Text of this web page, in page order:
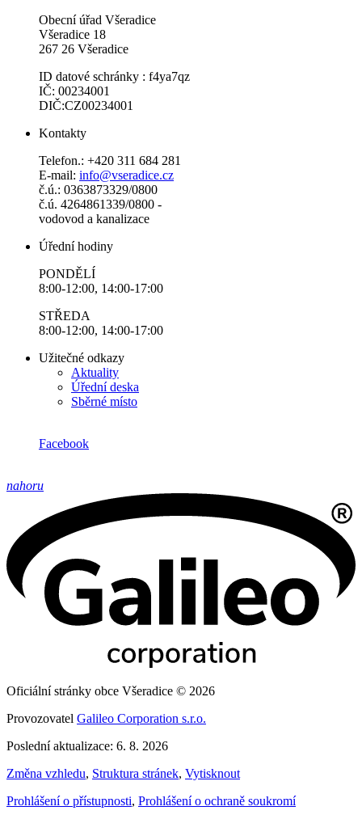
Obecní úřad Všeradice
Všeradice 18
267 26 Všeradice
ID datové schránky : f4ya7qz
IČ: 00234001
DIČ:CZ00234001
Kontakty
Telefon.: +420 311 684 281
E-mail: info@vseradice.cz
č.ú.: 0363873329/0800
č.ú. 4264861339/0800 -
vodovod a kanalizace
Úřední hodiny
PONDĚLÍ
8:00-12:00, 14:00-17:00
STŘEDA
8:00-12:00, 14:00-17:00
Užitečné odkazy
Aktuality
Úřední deska
Sběrné místo
Facebook
nahoru
Oficiální stránky obce Všeradice © 2026
Provozovatel Galileo Corporation s.r.o.
Poslední aktualizace: 6. 8. 2026
Změna vzhledu, Struktura stránek, Vytisknout
Prohlášení o přístupnosti, Prohlášení o ochraně soukromí